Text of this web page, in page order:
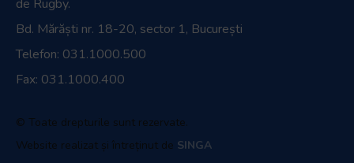
de Rugby.
Bd. Mărăști nr. 18-20, sector 1, București
Telefon: 031.1000.500
Fax: 031.1000.400
© Toate drepturile sunt rezervate.
Website realizat și întreținut de SINGA